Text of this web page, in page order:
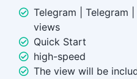
Telegram | Telegram
views
Quick Start
high-speed
The view will be